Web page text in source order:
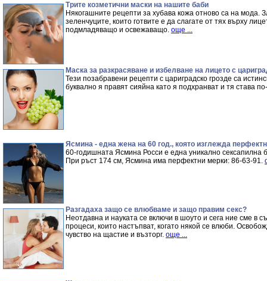
Трите козметични маски на нашите баби
Някогашните рецепти за хубава кожа отново са на мода.
зеленчуците, които готвите е да слагате от тях върху
подмладяващо и освежаващо. още ...
Маска за разкрасяване и избелване на лицето с
Тези позабравени рецепти с цариградско грозде са
буквално я правят сияйна като я подхранват и тя става
Ясмина - една жена на 60 год., която изглежда
60-годишната Ясмина Росси е една уникално сексапилна
При ръст 174 см, Ясмина има перфектни мерки: 86-63-91.
Разгадаха защо се влюбваме и защо правим секс?
Неотдавна и науката се включи в шоуто и сега ние сме в
процеси, които настъпват, когато някой се влюби.
чувство на щастие и възторг. още ...